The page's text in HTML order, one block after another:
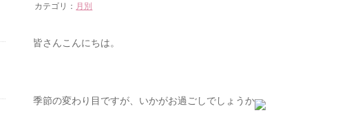
カテゴリ： 月別
皆さんこんにちは。
季節の変わり目ですが、いかがお過ごしでしょうか